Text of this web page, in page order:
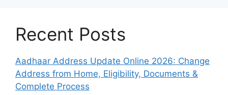
Recent Posts
Aadhaar Address Update Online 2026: Change
Address from Home, Eligibility, Documents &
Complete Process